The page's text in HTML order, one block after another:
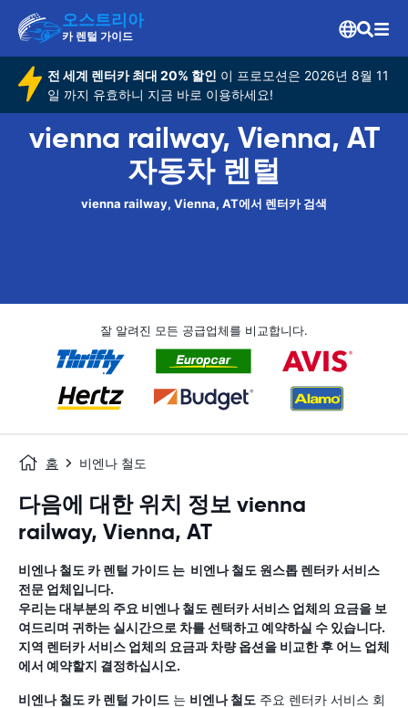
오스트리아
카 렌털 가이드
전 세계 렌터카 최대 20% 할인 이 프로모션은 2026년 8월 11
일 까지 유효하니 지금 바로 이용하세요!
vienna railway, Vienna, AT
자동차 렌털
vienna railway, Vienna, AT에서 렌터카 검색
잘 알려진 모든 공급업체를 비교합니다.
홈 비엔나 철도
다음에 대한 위치 정보 vienna
railway, Vienna, AT
비엔나 철도 카 렌털 가이드 는 비엔나 철도 원스톱 렌터카 서비스
전문 업체입니다.
우리는 대부분의 주요 비엔나 철도 렌터카 서비스 업체의 요금을 보
여드리며 귀하는 실시간으로 차를 선택하고 예약하실 수 있습니다.
지역 렌터카 서비스 업체의 요금과 차량 옵션을 비교한 후 어느 업체
에서 예약할지 결정하십시오.
비엔나 철도 카 렌털 가이드 는 비엔나 철도 주요 렌터카 서비스 회